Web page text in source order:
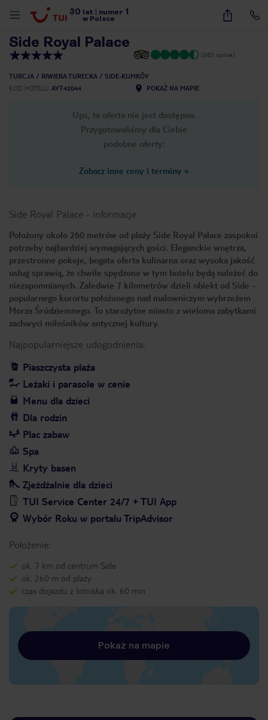
30 lat numer 1
w Polsce
39
Side Royal Palace
(683 opinie)
TURCJA RIWIERA TURECKA
SIDE-KUMKÖY
KOD HOTELU AYT42044 POKAŻ NA MAPIE
Ups, ta oferta nie jest dostępna.
Przygotowaliśmy dla Ciebie
podobne oferty:
Zobacz inne ceny i terminy »
Side Royal Palace - informacje
Położony około 260 metrów od plaży Side Royal Palace zaspokoi
potrzeby najbardziej wymagających gości. Eleganckie wnętrza,
przestronne pokoje, bogata oferta kulinarna oraz wysoka jakość
usług sprawią, że chwile spędzone w tym hotelu będą należeć do
niezapomnianych. Zaledwie 7 kilometrów dzieli obiekt od Side –
popularnego kurortu położonego nad malowniczym wybrzeżem
Morza Śródziemnego. To starożytne miasto z wieloma zabytkami
zachwyci miłośników antycznej kultury.
Najpopularniejsze udogodnienia:
Piaszczysta plaża
Leżaki i parasole w cenie
Menu dla dzieci
Dla rodzin
Plac zabaw
Spa
Kryty basen
Zjeżdżalnie dla dzieci
TUI Service Center 24/7 + TUI App
Wybór Roku w portalu TripAdvisor
Położenie:
ok. 7 km od centrum Side
ok. 260 m od plaży
czas dojazdu z lotniska ok. 60 min
Pokaż na mapie